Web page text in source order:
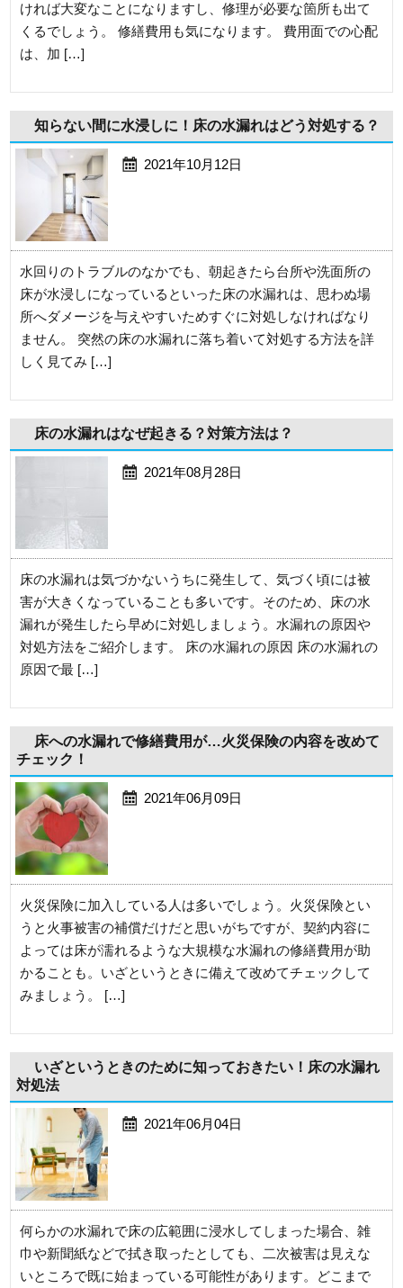
ければ大変なことになりますし、修理が必要な箇所も出て
くるでしょう。 修繕費用も気になります。 費用面での心配
は、加 […]
知らない間に水浸しに！床の水漏れはどう対処する？
2021年10月12日
水回りのトラブルのなかでも、朝起きたら台所や洗面所の
床が水浸しになっているといった床の水漏れは、思わぬ場
所へダメージを与えやすいためすぐに対処しなければなり
ません。 突然の床の水漏れに落ち着いて対処する方法を詳
しく見てみ […]
床の水漏れはなぜ起きる？対策方法は？
2021年08月28日
床の水漏れは気づかないうちに発生して、気づく頃には被
害が大きくなっていることも多いです。そのため、床の水
漏れが発生したら早めに対処しましょう。水漏れの原因や
対処方法をご紹介します。 床の水漏れの原因 床の水漏れの
原因で最 […]
床への水漏れで修繕費用が…火災保険の内容を改めて
チェック！
2021年06月09日
火災保険に加入している人は多いでしょう。火災保険とい
うと火事被害の補償だけだと思いがちですが、契約内容に
よっては床が濡れるような大規模な水漏れの修繕費用が助
かることも。いざというときに備えて改めてチェックして
みましょう。 […]
いざというときのために知っておきたい！床の水漏れ
対処法
2021年06月04日
何らかの水漏れで床の広範囲に浸水してしまった場合、雑
巾や新聞紙などで拭き取ったとしても、二次被害は見えな
いところで既に始まっている可能性があります。どこまで